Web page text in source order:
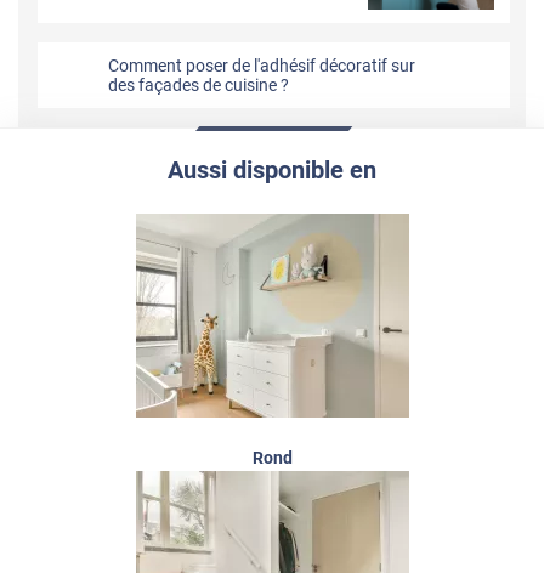
Comment poser de l'adhésif décoratif sur
des façades de cuisine ?
Aussi disponible en
Rond